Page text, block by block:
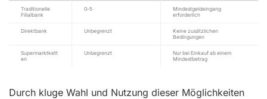
Traditionelle
Filialbank
0-5
Mindestgeldeingang
erforderlich
Direktbank Unbegrenzt
Keine zusätzlichen
Bedingungen
Supermarktkett
en
Unbegrenzt
Nur bei Einkauf ab einem
Mindestbetrag
Durch kluge Wahl und Nutzung dieser Möglichkeiten